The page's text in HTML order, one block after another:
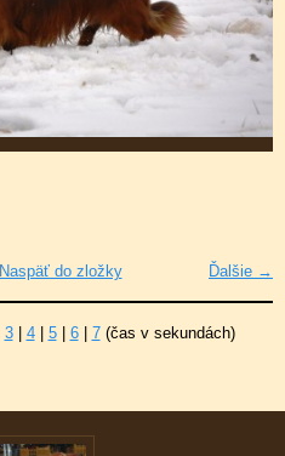
Ďalšie →
Naspäť do zložky
3| 4| 5| 6| 7(čas v sekundách)